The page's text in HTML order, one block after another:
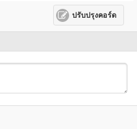
ปรับปรุงคอร์ด